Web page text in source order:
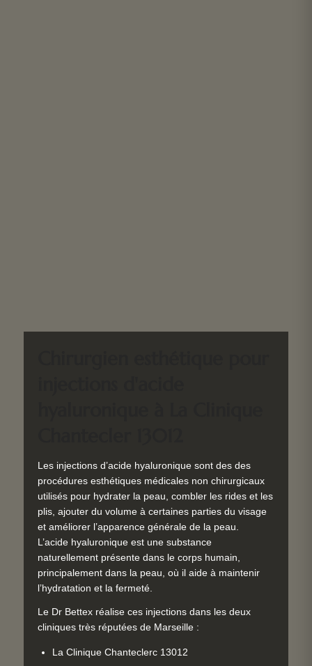
Les injections d’acide hyaluronique sont des des
procédures esthétiques médicales non chirurgicaux
utilisés pour hydrater la peau, combler les rides et les
plis, ajouter du volume à certaines parties du visage
et améliorer l’apparence générale de la peau.
L’acide hyaluronique est une substance
naturellement présente dans le corps humain,
principalement dans la peau, où il aide à maintenir
l’hydratation et la fermeté.
Le Dr Bettex réalise ces injections dans les deux
cliniques très réputées de Marseille :
La Clinique Chanteclerc 13012